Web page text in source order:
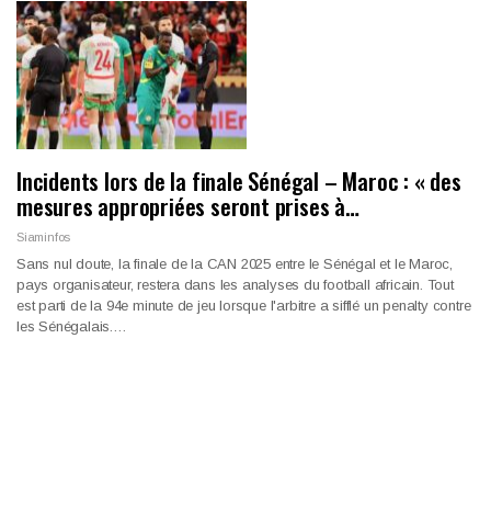
Incidents lors de la finale Sénégal – Maroc : « des
mesures appropriées seront prises à…
Siaminfos
Sans nul doute, la finale de la CAN 2025 entre le Sénégal et le Maroc,
pays organisateur, restera dans les analyses du football africain. Tout
est parti de la 94e minute de jeu lorsque l'arbitre a sifflé un penalty contre
les Sénégalais.…